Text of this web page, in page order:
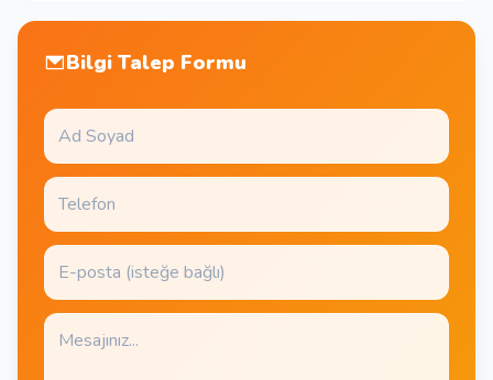
Bilgi Talep Formu